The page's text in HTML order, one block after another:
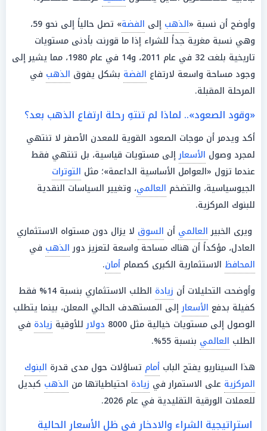
وأوضح أن نسبة «الذهب إلى الفضة
» تصل حالياً إلى نحو 59،
وهي نسبة مغرية جداً للشراء إذا ما قورنت بأدنى مستويات
تاريخية بلغت 32 في عام 2011، و14 في عام 1980، مما يشير إلى
وجود مساحة واسعة لارتفاع الفضة بشكل يفوق الذهب في
المرحلة المقبلة.
«وقود الصعود».. لماذا لم تنتهِ رحلة ارتفاع الذهب بعد؟
أكد ويدمر أن موجات الصعود القوية للمعدن الأصفر لا تنتهي
لمجرد وصول الأسعارإلى مستويات قياسية، بل تنتهي فقط
عندما تزول «العوامل الأساسية الداعمة»؛ مثل التوترات
الجيوسياسية، والتضخم العالمي، وتغيير السياسات النقدية
للبنوك المركزية.
ويرى الخبيرالعالمي أن السوق لا يزال دون مستواه الاستثماري
العادل، مؤكداً أن هناك مساحة واسعة لتعزيز دورالذهب في
المحافظ الاستثمارية الكبرى كصمام أمان.
وأوضحت التحليلات أن زيادة
الطلب الاستثماري بنسبة 14% فقط
كفيلة بدفع الأسعارإلى المستهدف الحالي المعلن، بينما يتطلب
الوصول إلى مستويات خيالية مثل 8000
دولارللأوقية زيادة في
الطلب العالمي بنسبة 55%.
هذا السيناريو يفتح الباب أمام تساؤلات حول مدى قدرة البنوك
المركزية على الاستمرار في زيادة احتياطياتها من الذهب كبديل
للعملات الورقية التقليدية في عام 2026.
استراتيجية الشراء والادخار في ظل الأسعار الحالية